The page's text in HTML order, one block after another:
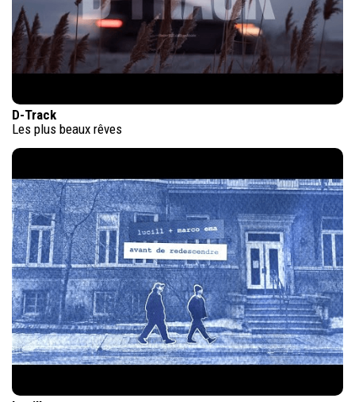
D-Track
Les plus beaux rêves